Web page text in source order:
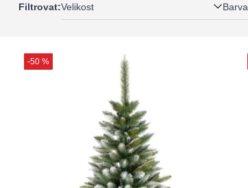
Filtrovat:Velikost Barva
-50 %